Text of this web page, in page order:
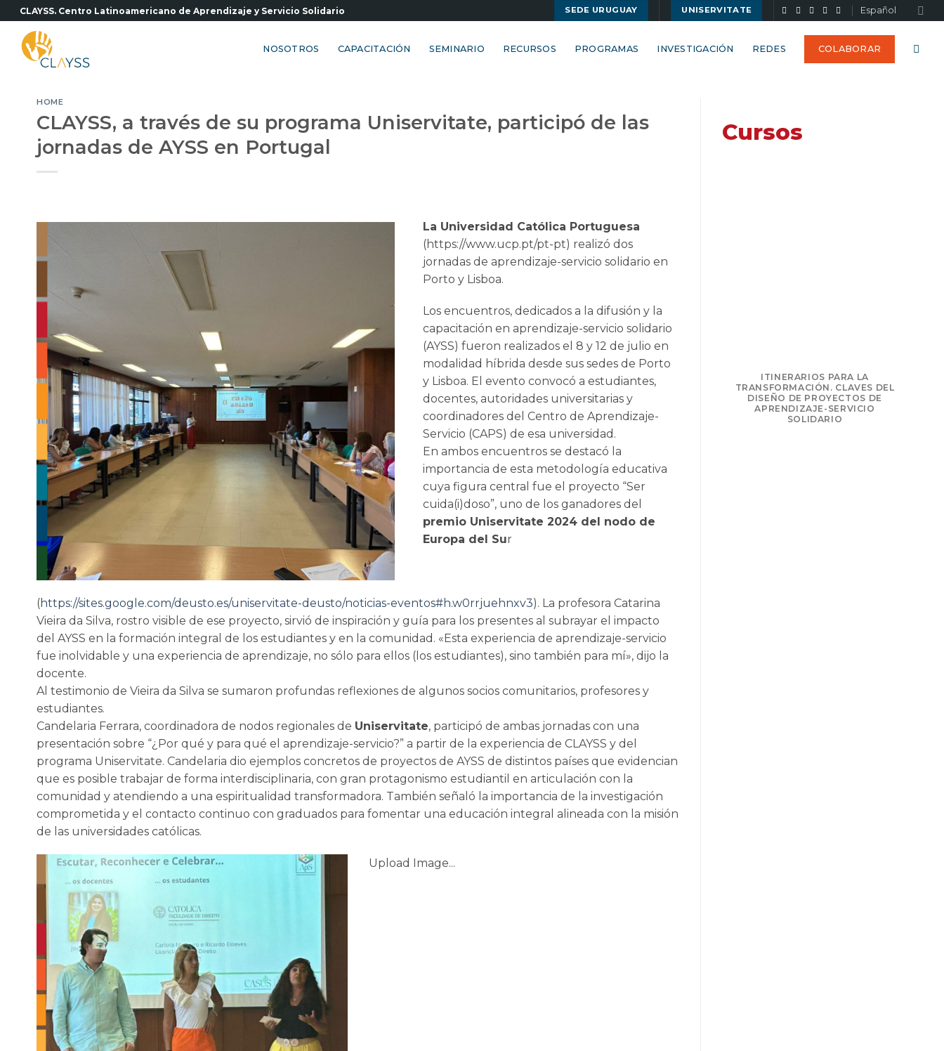
Saltar
al
contenido
CLAYSS. Centro Latinoamericano de Aprendizaje y Servicio Solidario SEDE URUGUAY UNISERVITATE Español
NOSOTROS CAPACITACIÓN SEMINARIO RECURSOS PROGRAMAS INVESTIGACIÓN REDES COLABORAR
HOME
CLAYSS, a través de su programa Uniservitate, participó de las
jornadas de AYSS en Portugal
La Universidad Católica Portuguesa
(https://www.ucp.pt/pt-pt) realizó dos
jornadas de aprendizaje-servicio solidario en
Porto y Lisboa.
Los encuentros, dedicados a la difusión y la
capacitación en aprendizaje-servicio solidario
(AYSS) fueron realizados el 8 y 12 de julio en
modalidad híbrida desde sus sedes de Porto
y Lisboa. El evento convocó a estudiantes,
docentes, autoridades universitarias y
coordinadores del Centro de Aprendizaje-
Servicio (CAPS) de esa universidad.
En ambos encuentros se destacó la
importancia de esta metodología educativa
cuya figura central fue el proyecto “Ser
cuida(i)doso”, uno de los ganadores del
premio Uniservitate 2024 del nodo de
Europa del Sur
(https://sites.google.com/deusto.es/uniservitate-deusto/noticias-eventos#h.w0rrjuehnxv3). La profesora Catarina
Vieira da Silva, rostro visible de ese proyecto, sirvió de inspiración y guía para los presentes al subrayar el impacto
del AYSS en la formación integral de los estudiantes y en la comunidad. «Esta experiencia de aprendizaje-servicio
fue inolvidable y una experiencia de aprendizaje, no sólo para ellos (los estudiantes), sino también para mí», dijo la
docente.
Al testimonio de Vieira da Silva se sumaron profundas reflexiones de algunos socios comunitarios, profesores y
estudiantes.
Candelaria Ferrara, coordinadora de nodos regionales de Uniservitate, participó de ambas jornadas con una
presentación sobre “¿Por qué y para qué el aprendizaje-servicio?” a partir de la experiencia de CLAYSS y del
programa Uniservitate. Candelaria dio ejemplos concretos de proyectos de AYSS de distintos países que evidencian
que es posible trabajar de forma interdisciplinaria, con gran protagonismo estudiantil en articulación con la
comunidad y atendiendo a una espiritualidad transformadora. También señaló la importancia de la investigación
comprometida y el contacto continuo con graduados para fomentar una educación integral alineada con la misión
de las universidades católicas.
Upload Image...
Cursos
EDUCAR PARA TRANSFORMAR: LA
PROPUESTA DEL APRENDIZAJE-
SERVICIO SOLIDARIO
ITINERARIOS PARA LA
TRANSFORMACIÓN. CLAVES DEL
DISEÑO DE PROYECTOS DE
APRENDIZAJE-SERVICIO
SOLIDARIO